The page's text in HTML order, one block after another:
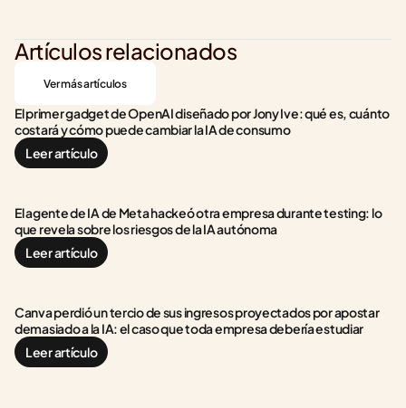
Artículos relacionados
Ver más artículos
El primer gadget de OpenAI diseñado por Jony Ive: qué es, cuánto
costará y cómo puede cambiar la IA de consumo
Leer artículo
El agente de IA de Meta hackeó otra empresa durante testing: lo
que revela sobre los riesgos de la IA autónoma
Leer artículo
Canva perdió un tercio de sus ingresos proyectados por apostar
demasiado a la IA: el caso que toda empresa debería estudiar
Leer artículo